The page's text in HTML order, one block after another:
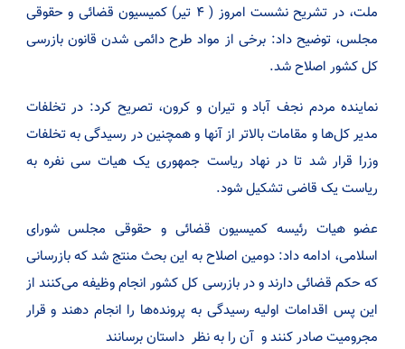
ملت، در تشریح نشست امروز ( ۴ تیر) کمیسیون قضائی و حقوقی
مجلس، توضیح داد:‌ برخی از مواد طرح دائمی شدن قانون بازرسی
کل کشور اصلاح شد.
نماینده مردم نجف آباد و تیران و کرون، تصریح کرد: در تخلفات
مدیر کل‌ها و مقامات بالاتر از آنها و همچنین در رسیدگی به تخلفات
وزرا قرار شد تا در نهاد ریاست جمهوری یک هیات سی نفره به
ریاست یک قاضی تشکیل شود.
عضو هیات رئیسه کمیسیون قضائی و حقوقی مجلس شورای
اسلامی، ادامه داد: دومین اصلاح به این بحث منتج شد که بازرسانی
که حکم قضائی دارند و در بازرسی کل کشور انجام وظیفه می‌کنند از
این پس اقدامات اولیه رسیدگی به پرونده‌ها را انجام دهند و قرار
مجرومیت صادر کنند و آن را به نظر داستان برسانند